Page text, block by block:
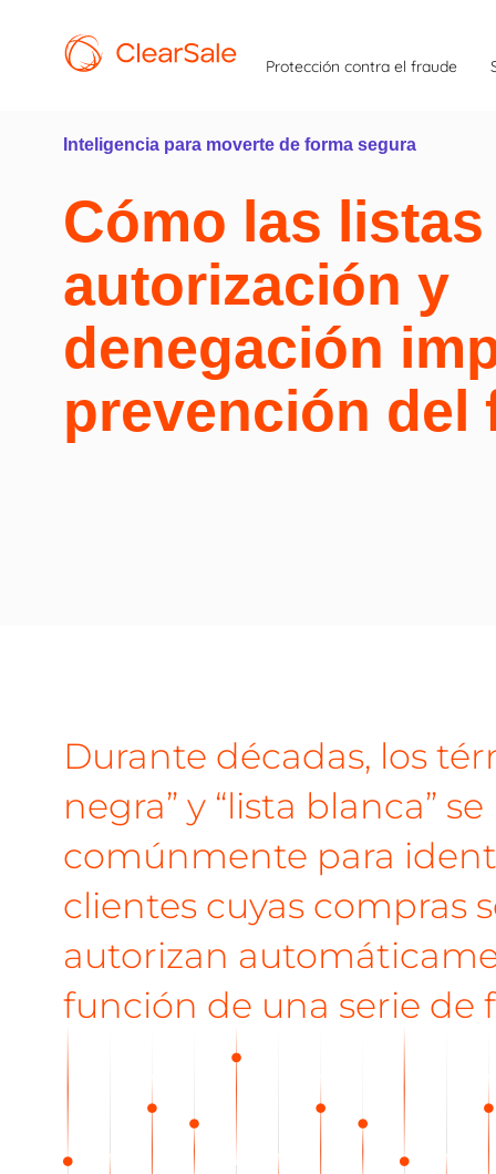
Protección contra el fraude
Inteligencia para moverte de forma segura
Cómo las listas
autorización y
denegación
prevención del
Durante décadas, los
negra” y “lista blanca”
comúnmente para
clientes cuyas compras
autorizan
función de una serie de